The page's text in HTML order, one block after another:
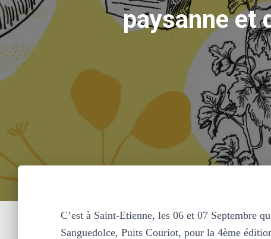
paysanne et
C’est à Saint-Etienne, les 06 et 07 Septembre
Sanguedolce, Puits Couriot, pour la 4ème